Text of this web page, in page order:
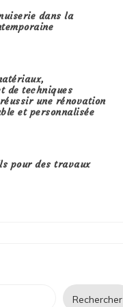
dans la
de techniques
une rénovation
et personnalisée
pour des travaux
Rechercher